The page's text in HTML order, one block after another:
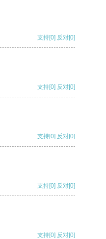
支持[0] 反对[0]
支持[0] 反对[0]
支持[0] 反对[0]
支持[0] 反对[0]
支持[0] 反对[0]